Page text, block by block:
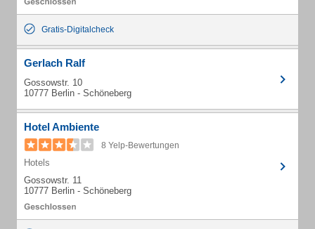
Gratis-Digitalcheck
Gerlach Ralf
Gossowstr. 10
10777 Berlin - Schöneberg
Hotel Ambiente
8 Yelp-Bewertungen
Hotels
Gossowstr. 11
10777 Berlin - Schöneberg